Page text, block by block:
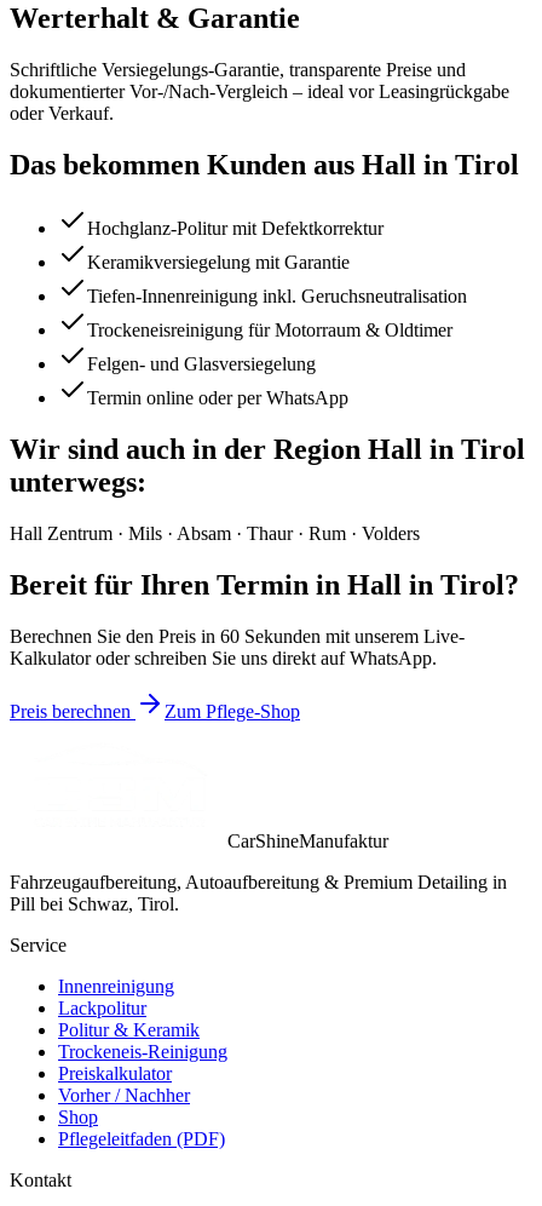
Werterhalt & Garantie
Schriftliche Versiegelungs-Garantie, transparente Preise und
dokumentierter Vor-/Nach-Vergleich – ideal vor Leasingrückgabe
oder Verkauf.
Das bekommen Kunden aus Hall in Tirol
Hochglanz-Politur mit Defektkorrektur
Keramikversiegelung mit Garantie
Tiefen-Innenreinigung inkl. Geruchsneutralisation
Trockeneisreinigung für Motorraum & Oldtimer
Felgen- und Glasversiegelung
Termin online oder per WhatsApp
Wir sind auch in der Region Hall in Tirol
unterwegs:
Hall Zentrum · Mils · Absam · Thaur · Rum · Volders
Bereit für Ihren Termin in Hall in Tirol?
Berechnen Sie den Preis in 60 Sekunden mit unserem Live-
Kalkulator oder schreiben Sie uns direkt auf WhatsApp.
Preis berechnen Zum Pflege-Shop
CarShineManufaktur
Fahrzeugaufbereitung, Autoaufbereitung & Premium Detailing in
Pill bei Schwaz, Tirol.
Service
Innenreinigung
Lackpolitur
Politur & Keramik
Trockeneis-Reinigung
Preiskalkulator
Vorher / Nachher
Shop
Pflegeleitfaden (PDF)
Kontakt